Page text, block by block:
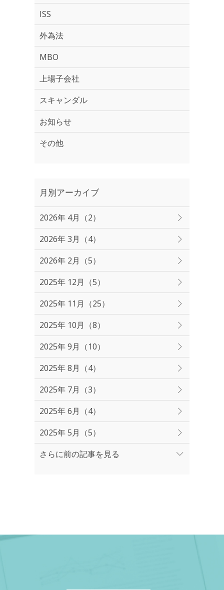
ISS
外為法
MBO
上場子会社
スキャンダル
お知らせ
その他
月別アーカイブ
2026年 4月（2）
2026年 3月（4）
2026年 2月（5）
2025年 12月（5）
2025年 11月（25）
2025年 10月（8）
2025年 9月（10）
2025年 8月（4）
2025年 7月（3）
2025年 6月（4）
2025年 5月（5）
さらに前の記事を見る